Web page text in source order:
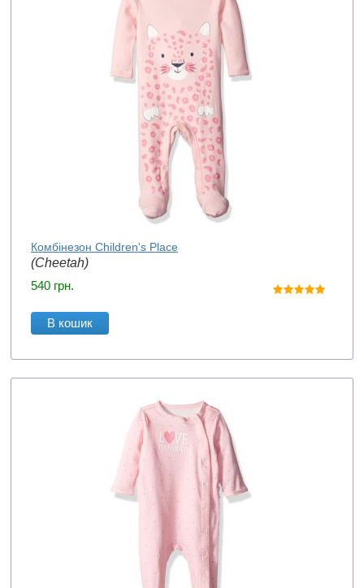
Комбінезон Children's Place
(Cheetah)
540 грн.
В кошик